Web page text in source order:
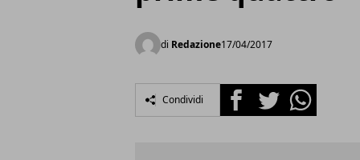
di Redazione17/04/2017
Condividi FacebookTwitterWhatsapp